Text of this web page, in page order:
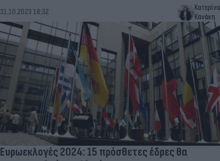
31.10.2023 18:32
Κατερίνα
Κανάκη
Ευρωεκλογές 2024: 15 πρόσθετες έδρες θα